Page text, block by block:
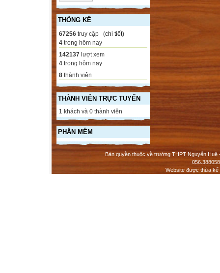
THỐNG KÊ
67256 truy cập (chi tiết)
4 trong hôm nay
142137 lượt xem
4 trong hôm nay
8 thành viên
THÀNH VIÊN TRỰC TUYẾN
1 khách và 0 thành viên
PHẦN MỀM
Bản quyền thuộc về trường THPT Nguyễn
Website được thừa